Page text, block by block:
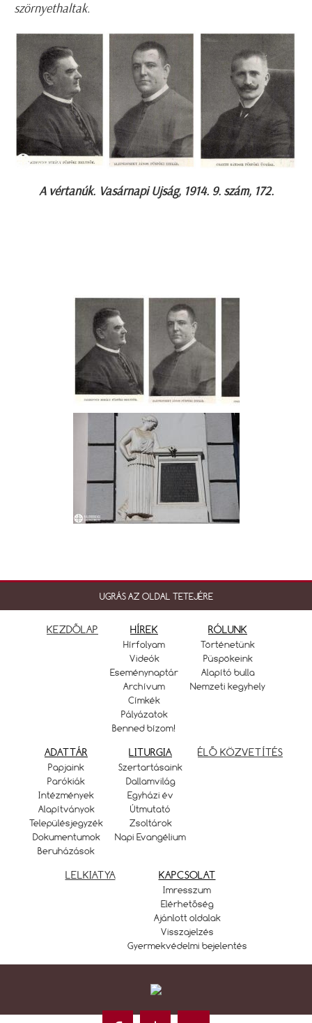
szörnyethaltak.
A vértanúk.Vasárnapi Ujság, 1914. 9. szám, 172.
UGRÁS AZ OLDAL TETEJÉRE
KEZDŐLAP HÍREK
Hírfolyam
Videók
Eseménynaptár
Archívum
Címkék
Pályázatok
Benned bízom!
RÓLUNK
Történetünk
Püspökeink
Alapító bulla
Nemzeti kegyhely
ADATTÁR
Papjaink
Parókiák
Intézmények
Alapítványok
Településjegyzék
Dokumentumok
Beruházások
LITURGIA
Szertartásaink
Dallamvilág
Egyházi év
Útmutató
Zsoltárok
Napi Evangélium
ÉLŐ KÖZVETÍTÉS
LELKIATYA KAPCSOLAT
Imresszum
Elérhetőség
Ajánlott oldalak
Visszajelzés
Gyermekvédelmi bejelentés